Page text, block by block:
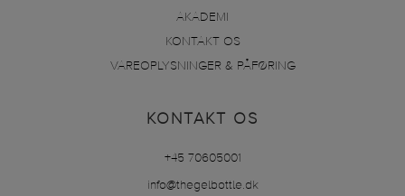
AKADEMI
KONTAKT OS
VAREOPLYSNINGER & PÅFØRING
KONTAKT OS
+45 70605001
info@thegelbottle.dk